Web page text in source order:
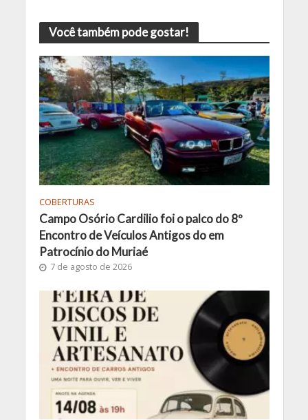
Você também pode gostar!
COBERTURAS
Campo Osório Cardilio foi o palco do 8º
Encontro de Veículos Antigos do em
Patrocínio do Muriaé
7 de agosto de 2026